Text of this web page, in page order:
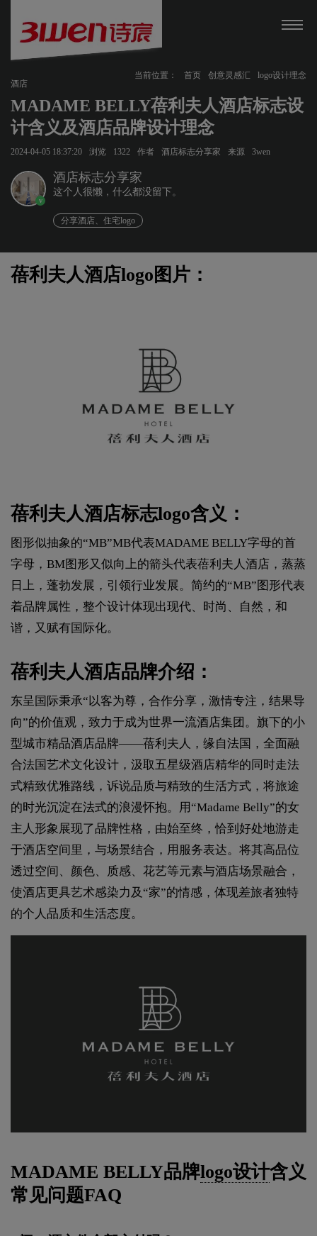
当前位置： 首页 创意灵感汇
logo设计理念
酒店
MADAME BELLY蓓利夫人酒店标志设
计含义及酒店品牌设计理念
2024-04-05 18:37:20 浏览 1322 作者 酒店标志分享家 来源 3wen
v
酒店标志分享家
这个人很懒，什么都没留下。
分享酒店、住宅logo
蓓利夫人酒店logo图片：
蓓利夫人酒店标志logo含义：
图形似抽象的“MB”MB代表MADAME BELLY字母的首
字母，BM图形又似向上的箭头代表蓓利夫人酒店，蒸蒸
日上，蓬勃发展，引领行业发展。简约的“MB”图形代表
着品牌属性，整个设计体现出现代、时尚、自然，和
谐，又赋有国际化。
蓓利夫人酒店品牌介绍：
东呈国际秉承“以客为尊，合作分享，激情专注，结果导
向”的价值观，致力于成为世界一流酒店集团。旗下的小
型城市精品酒店品牌——蓓利夫人，缘自法国，全面融
合法国艺术文化设计，汲取五星级酒店精华的同时走法
式精致优雅路线，诉说品质与精致的生活方式，将旅途
的时光沉淀在法式的浪漫怀抱。用“Madame Belly”的女
主人形象展现了品牌性格，由始至终，恰到好处地游走
于酒店空间里，与场景结合，用服务表达。将其高品位
透过空间、颜色、质感、花艺等元素与酒店场景融合，
使酒店更具艺术感染力及“家”的情感，体现差旅者独特
的个人品质和生活态度。
MADAME BELLY品牌logo设计含义
常见问题FAQ